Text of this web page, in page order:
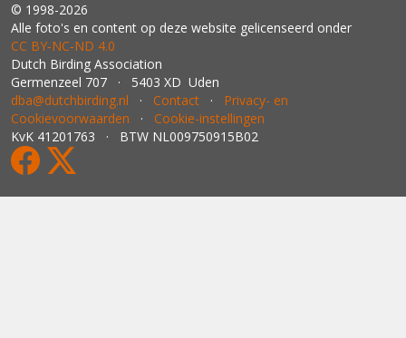
© 1998-2026
Alle foto's en content op deze website gelicenseerd onder
CC BY‑NC‑ND 4.0
Dutch Birding Association
Germenzeel 707 · 5403 XD Uden
dba@dutchbirding.nl · Contact · Privacy- en
Cookievoorwaarden · Cookie-instellingen
KvK 41201763 · BTW NL009750915B02